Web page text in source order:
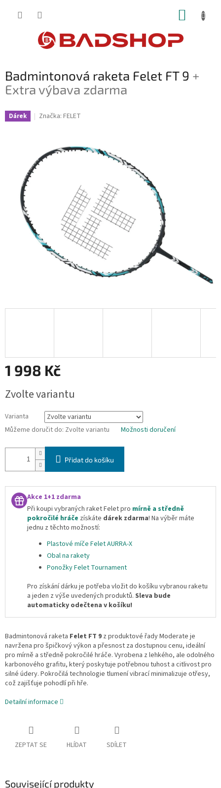
Badmintonová raketa Felet FT 9 +
Extra výbava zdarma
Dárek Značka: FELET
1 998 Kč
cena:
Zvolte variantu
Varianta
Můžeme doručit do: Zvolte variantu Možnosti doručení
Přidat do košíku
Akce 1+1 zdarma
Při koupi vybraných raket Felet pro mírně a středně
pokročilé hráče získáte dárek zdarma! Na výběr máte
jednu z těchto možností:
Plastové míče Felet AURRA-X
Obal na rakety
Ponožky Felet Tournament
Pro získání dárku je potřeba vložit do košíku vybranou raketu
a jeden z výše uvedených produktů. Sleva bude
automaticky odečtena v košíku!
Badmintonová raketa Felet FT 9 z produktové řady Moderate je
navržena pro špičkový výkon a přesnost za dostupnou cenu, ideální
pro mírně a středně pokročilé hráče. Vyrobena z lehkého, ale odolného
karbonového grafitu, který poskytuje potřebnou tuhost a citlivost pro
silné údery. Pokročilá technologie tlumení vibrací minimalizuje otřesy,
což zajišťuje pohodlí při hře.
Detailní informace
ZEPTAT SE HLÍDAT SDÍLET
Související produkty